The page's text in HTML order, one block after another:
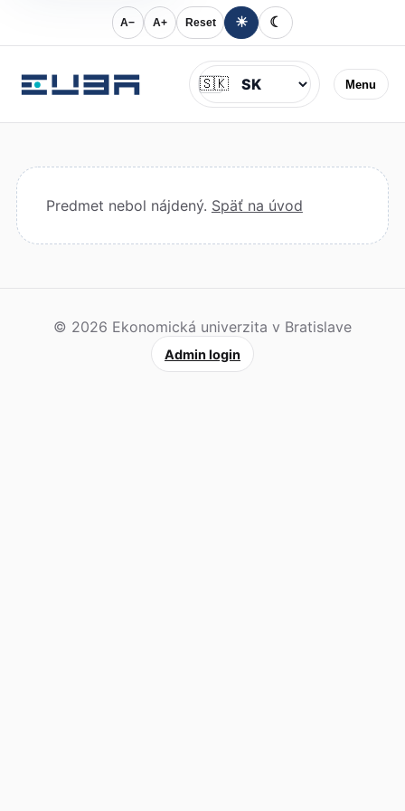
A− A+ Reset ☀ ☾
Menu
Jazyk
🇸🇰
Predmet nebol nájdený. Späť na úvod
© 2026 Ekonomická univerzita v Bratislave
Admin login